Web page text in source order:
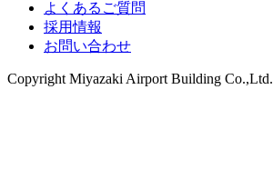
よくあるご質問
採用情報
お問い合わせ
Copyright Miyazaki Airport Building Co.,Ltd.